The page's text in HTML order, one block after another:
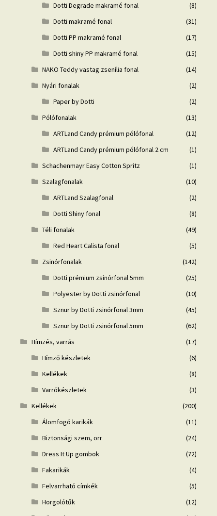
Dotti Degrade makramé fonal
(8)
Dotti makramé fonal
(31)
Dotti PP makramé fonal
(17)
Dotti shiny PP makramé fonal
(15)
NAKO Teddy vastag zsenília fonal
(14)
Nyári fonalak
(2)
Paper by Dotti
(2)
Pólófonalak
(13)
ARTLand Candy prémium pólófonal
(12)
ARTLand Candy prémium pólófonal 2 cm
(1)
Schachenmayr Easy Cotton Spritz
(1)
Szalagfonalak
(10)
ARTLand Szalagfonal
(2)
Dotti Shiny fonal
(8)
Téli fonalak
(49)
Red Heart Calista fonal
(5)
Zsinórfonalak
(142)
Dotti prémium zsinórfonal 5mm
(25)
Polyester by Dotti zsinórfonal
(10)
Sznur by Dotti zsinórfonal 3mm
(45)
Sznur by Dotti zsinórfonal 5mm
(62)
Hímzés, varrás
(17)
Hímző készletek
(6)
Kellékek
(8)
Varrókészletek
(3)
Kellékek
(200)
Álomfogó karikák
(11)
Biztonsági szem, orr
(24)
Dress It Up gombok
(72)
Fakarikák
(4)
Felvarrható címkék
(5)
Horgolótűk
(12)